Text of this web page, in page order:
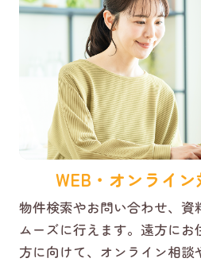
WEB・オンライン
物件検索やお問い合わせ、資
ムーズに行えます。遠方にお
方に向けて、オンライン相談